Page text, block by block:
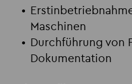
Maschinen
Durchführung von
Dokumentation